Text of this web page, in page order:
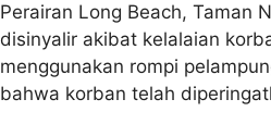
Perairan Long Beach, Taman
disinyalir akibat kelalaian
menggunakan rompi
bahwa korban telah